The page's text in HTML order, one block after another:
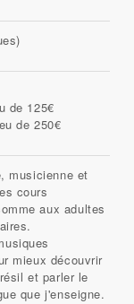
de 125€
de 250€
musicienne et
cours
aux adultes
mieux découvrir
et parler le
que j'enseigne.